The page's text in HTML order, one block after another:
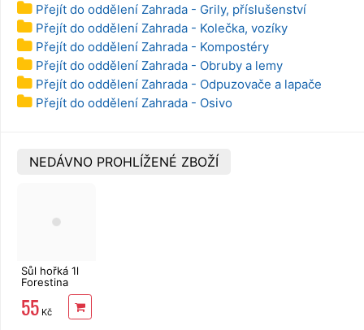
Přejít do oddělení Zahrada - Grily, příslušenství
Přejít do oddělení Zahrada - Kolečka, vozíky
Přejít do oddělení Zahrada - Kompostéry
Přejít do oddělení Zahrada - Obruby a lemy
Přejít do oddělení Zahrada - Odpuzovače a lapače
Přejít do oddělení Zahrada - Osivo
NEDÁVNO PROHLÍŽENÉ ZBOŽÍ
Sůl hořká 1l
Forestina
55 Kč